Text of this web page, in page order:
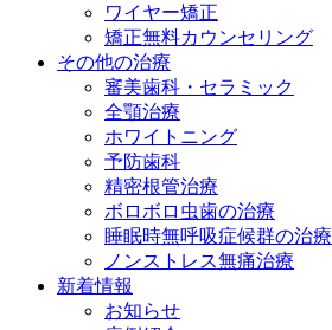
ワイヤー矯正
矯正無料カウンセリング
その他の治療
審美歯科・セラミック
全顎治療
ホワイトニング
予防歯科
精密根管治療
ボロボロ虫歯の治療
睡眠時無呼吸症候群の治療
ノンストレス無痛治療
新着情報
お知らせ